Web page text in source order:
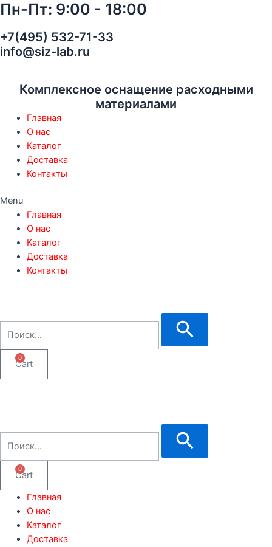
Перейти
содержимому
Пн-Пт: 9:00 - 18:00
+7(495) 532-71-33
info@siz-lab.ru
Комплексное оснащение расходными
материалами
Главная
О нас
Каталог
Доставка
Контакты
Menu
Главная
О нас
Каталог
Доставка
Контакты
0
Cart
0
Cart
Главная
О нас
Каталог
Доставка